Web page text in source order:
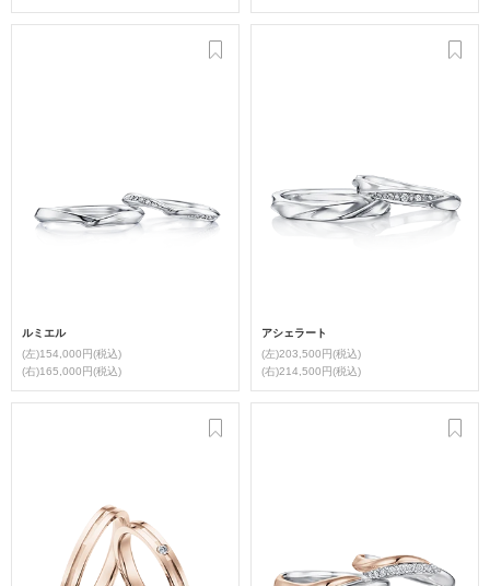
ルミエル
(左)154,000円(税込)
(右)165,000円(税込)
アシェラート
(左)203,500円(税込)
(右)214,500円(税込)